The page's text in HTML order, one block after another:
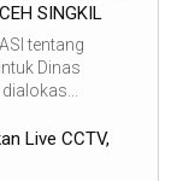
SINGKIL
tentang
Dinas
Live CCTV,